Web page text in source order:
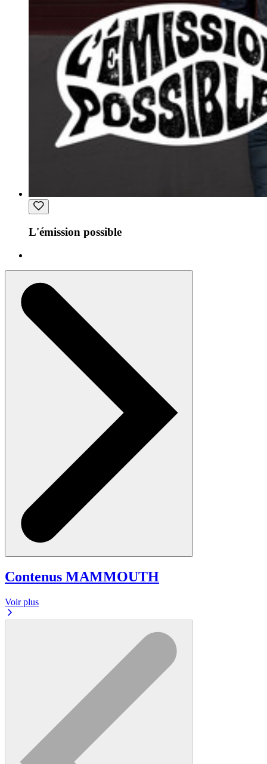
L'émission possible
Contenus MAMMOUTH
Voir plus